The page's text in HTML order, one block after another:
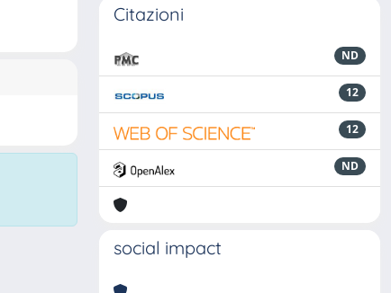
Citazioni
ND
12
12
ND
social impact